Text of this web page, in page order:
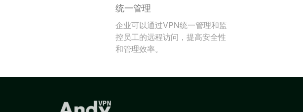
统一管理
企业可以通过VPN统一管理和监
控员工的远程访问，提高安全性
和管理效率。